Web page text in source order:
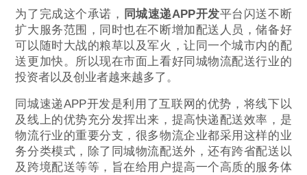
为了完成这个承诺， 同城速递APP开发平台闪送不断
扩大服务范围，同时也在不断增加配送人员，储备好
可以随时大战的粮草以及军火，让同一个城市内的配
送更加快。所以现在市面上看好同城物流配送行业的
投资者以及创业者越来越多了。
同城速递APP开发是利用了互联网的优势，将线下以
及线上的优势充分发挥出来，提高快递配送效率，是
物流行业的重要分支，很多物流企业都采用这样的业
务分类模式，除了同城物流配送外，还有跨省配送以
及跨境配送等等，旨在给用户提高一个高质的服务体